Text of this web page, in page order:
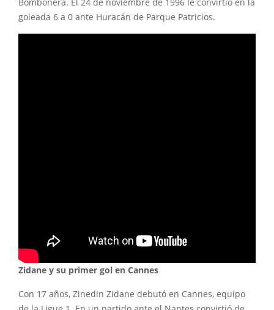
Bombonera. El 24 de noviembre de 1996 le convirtió en la
goleada 6 a 0 ante Huracán de Parque Patricios.
Zidane y su primer gol en Cannes
Con 17 años, Zinedin Zidane debutó en Cannes, equipo